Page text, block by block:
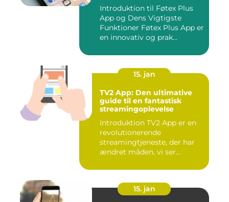
Indkøbsoplevelse
Introduktion til Føtex Plus
App og Dens Vigtigste
Funktioner Føtex Plus App er
en innovativ og prak...
15. jan
TV2 App: Den ultimative
guide til en fantastisk
streamingoplevelse
Introduktion TV2 App er en
revolutionerende
streamingtjeneste, der har
ændret måden, vi ser
15. jan